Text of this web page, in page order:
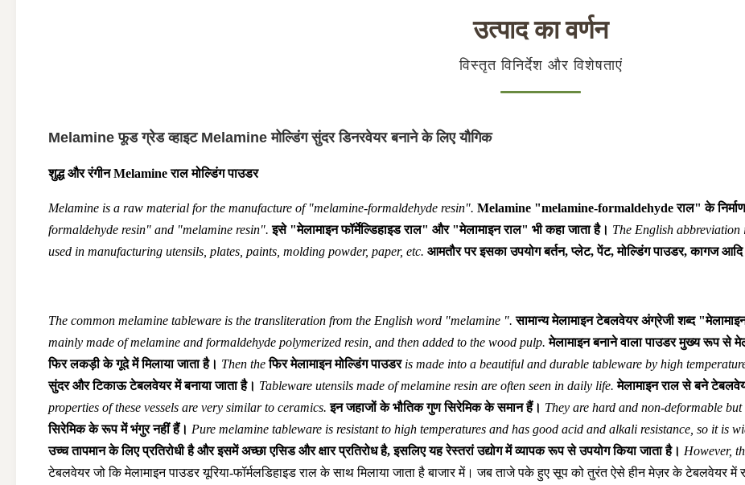
उत्पाद का वर्णन
विस्तृत विनिर्देश और विशेषताएं
Melamine फूड ग्रेड व्हाइट Melamine मोल्डिंग सुंदर डिनरवेयर बनाने के लिए यौगिक
शुद्ध और रंगीन Melamine राल मोल्डिंग पाउडर
Melamine is a raw material for the manufacture of "melamine-formaldehyde resin". Melamine "melamine-formaldehyde राल" के
formaldehyde resin" and "melamine resin". इसे "मेलामाइन फॉर्मेल्डिहाइड राल" और "मेलामाइन राल" भी कहा जाता है। The English
used in manufacturing utensils, plates, paints, molding powder, paper, etc. आमतौर पर इसका उपयोग बर्तन, प्लेट, पेंट, मोल्डिंग पाउडर, कागज आदि
The common melamine tableware is the transliteration from the English word "melamine ". सामान्य मेलामाइन टेबलवेयर अंग्रेजी शब्द
mainly made of melamine and formaldehyde polymerized resin, and then added to the wood pulp. मेलामाइन बनाने वाला पाउडर मुख्य रूप से
फिर लकड़ी के गूदे में मिलाया जाता है। Then the फिर मेलामाइन मोल्डिंग पाउडर is made into a beautiful and durable tableware by high
सुंदर और टिकाऊ टेबलवेयर में बनाया जाता है। Tableware utensils made of melamine resin are often seen in daily life. मेलामाइन राल से बने
properties of these vessels are very similar to ceramics. इन जहाजों के भौतिक गुण सिरेमिक के समान हैं। They are hard and non-deformable
सिरेमिक के रूप में भंगुर नहीं हैं। Pure melamine tableware is resistant to high temperatures and has good acid and alkali resistance, so it is
उच्च तापमान के लिए प्रतिरोधी है और इसमें अच्छा एसिड और क्षार प्रतिरोध है, इसलिए यह रेस्तरां उद्योग में व्यापक रूप से उपयोग किया जाता है। However,
टेबलवेयर जो कि मेलामाइन पाउडर यूरिया-फॉर्मलडिहाइड राल के साथ मिलाया जाता हैबाजार में। जब ताजे पके हुए सूप को तुरंत ऐसे हीन मेज़र के टेबलवेयर में